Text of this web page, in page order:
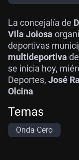
La concejalía de
Vila Joiosa
deportivas
multideportiva
se inicia hoy,
Deportes, José
Olcina
Temas
Onda Cero